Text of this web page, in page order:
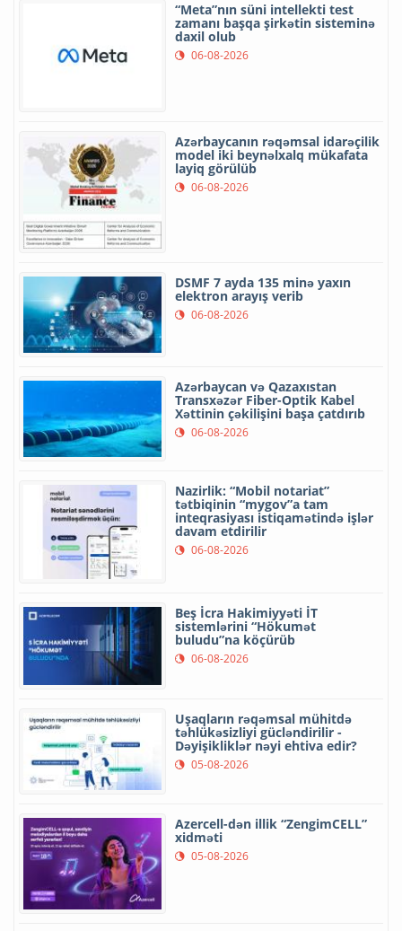
“Meta”nın süni intellekti test
zamanı başqa şirkətin sisteminə
daxil olub
06-08-2026
Azərbaycanın rəqəmsal idarəçilik
model iki beynəlxalq mükafata
layiq görülüb
06-08-2026
DSMF 7 ayda 135 minə yaxın
elektron arayış verib
06-08-2026
Azərbaycan və Qazaxıstan
Transxəzər Fiber-Optik Kabel
Xəttinin çəkilişini başa çatdırıb
06-08-2026
Nazirlik: “Mobil notariat”
tətbiqinin “mygov”a tam
inteqrasiyası istiqamətində işlər
davam etdirilir
06-08-2026
Beş İcra Hakimiyyəti İT
sistemlərini “Hökumət
buludu”na köçürüb
06-08-2026
Uşaqların rəqəmsal mühitdə
təhlükəsizliyi gücləndirilir -
Dəyişikliklər nəyi ehtiva edir?
05-08-2026
Azercell-dən illik “ZengimCELL”
xidməti
05-08-2026